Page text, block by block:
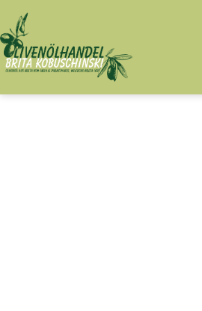
Zum
Inhalt
springen
Olivenöl